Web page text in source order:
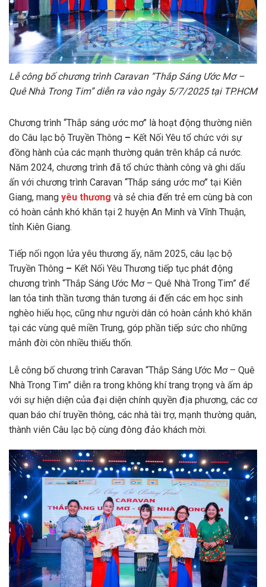
Lễ công bố chương trình Caravan “Thắp Sáng Ước Mơ –
Quê Nhà Trong Tim” diễn ra vào ngày 5/7/2025 tại TP.HCM
Chương trình “Thắp sáng ước mơ’’ là hoạt động thường niên
do Câu lạc bộ Truyền Thông – Kết Nối Yêu tổ chức với sự
đồng hành của các mạnh thường quân trên khắp cả nước.
Năm 2024, chương trình đã tổ chức thành công và ghi dấu
ấn với chương trình Caravan “Thắp sáng ước mơ’’ tại Kiên
Giang, mang yêu thương và sẻ chia đến trẻ em cùng bà con
có hoàn cảnh khó khăn tại 2 huyện An Minh và Vĩnh Thuận,
tỉnh Kiên Giang.
Tiếp nối ngọn lửa yêu thương ấy, năm 2025, câu lạc bộ
Truyền Thông – Kết Nối Yêu Thương tiếp tục phát động
chương trình “Thắp Sáng Ước Mơ – Quê Nhà Trong Tim” để
lan tỏa tinh thần tương thân tương ái đến các em học sinh
nghèo hiếu học, cũng như người dân có hoàn cảnh khó khăn
tại các vùng quê miền Trung, góp phần tiếp sức cho những
mảnh đời còn nhiều thiếu thốn.
Lễ công bố chương trình Caravan “Thắp Sáng Ước Mơ – Quê
Nhà Trong Tim” diễn ra trong không khí trang trọng và ấm áp
với sự hiện diện của đại diện chính quyền địa phương, các cơ
quan báo chí truyền thông, các nhà tài trợ, mạnh thường quân,
thành viên Câu lạc bộ cùng đông đảo khách mời.